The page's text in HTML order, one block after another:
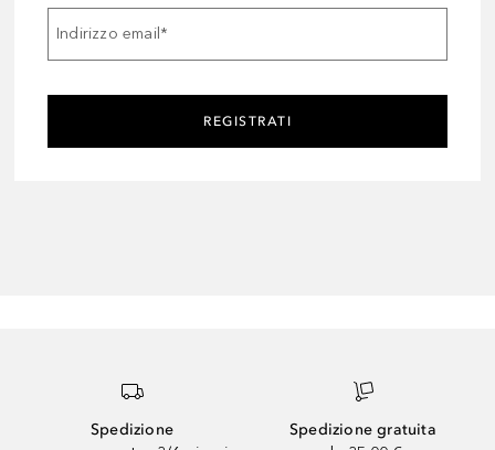
Indirizzo email*
REGISTRATI
Spedizione
Spedizione gratuita